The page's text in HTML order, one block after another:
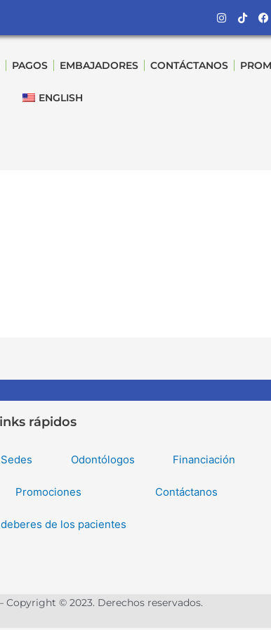
Instagram
Tiktok
PAGOS EMBAJADORES CONTÁCTANOS
ENGLISH
rápidos
Sedes Odontólogos Financiación
Promociones Contáctanos
de los pacientes
Copyright © 2023. Derechos reservados.